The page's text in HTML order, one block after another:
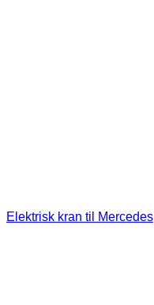
Elektrisk kran til Mercedes